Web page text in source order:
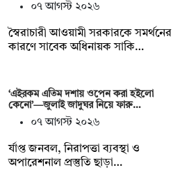
০৭ আগস্ট ২০২৬
স্বৈরাচারী আওয়ামী সরকারকে সমর্থনের
কারণে সাবেক অধিনায়ক সাকি…
‘এইরকম এতিম দশায় ওপেন করা হইলো
কেনো’—জুলাই জাদুঘর নিয়ে ফারু…
০৭ আগস্ট ২০২৬
র্যাপ্ত জনবল, নিরাপত্তা ব্যবস্থা ও
অপারেশনাল প্রস্তুতি ছাড়া…